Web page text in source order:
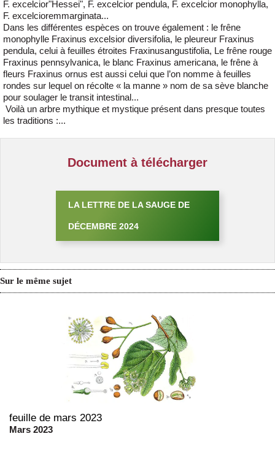
F. excelcior"Hessei", F. excelcior pendula, F. excelcior monophylla,
F. excelcioremmarginata...
Dans les différentes espèces on trouve également : le frêne
monophylle Fraxinus excelsior diversifolia, le pleureur Fraxinus
pendula, celui à feuilles étroites Fraxinusangustifolia, Le frêne rouge
Fraxinus pennsylvanica, le blanc Fraxinus americana, le frêne à
fleurs Fraxinus ornus est aussi celui que l’on nomme à feuilles
rondes sur lequel on récolte « la manne » nom de sa sève blanche
pour soulager le transit intestinal...
Voilà un arbre mythique et mystique présent dans presque toutes
les traditions :...
Document à télécharger
LA LETTRE DE LA SAUGE DE
DÉCEMBRE 2024
Sur le même sujet
feuille de mars 2023
Mars 2023